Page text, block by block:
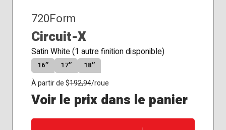
720Form
Circuit-X
Satin White (1 autre finition disponible)
16″ 17″ 18″
À partir de $192,94/roue
Voir le prix dans le panier